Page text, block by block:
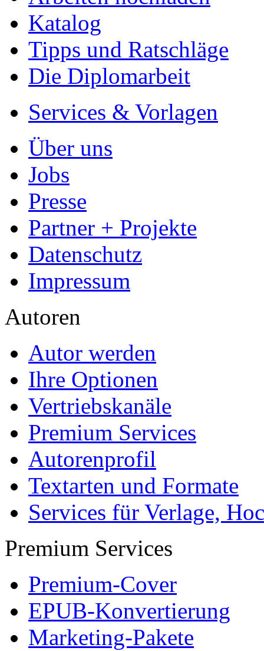
Ihre Arbeit hochladen
Ihre Hausarbeit /
- Publikation als E-Book
- Hohes Honorar auf die
- Für Sie komplett
- Es dauert nur 5 Minuten
- Jede Arbeit findet Leser
Allgemein
Home
Arbeiten hochladen
Katalog
Tipps und Ratschläge
Die Diplomarbeit
Services & Vorlagen
Über uns
Jobs
Presse
Partner + Projekte